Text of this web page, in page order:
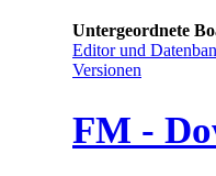
Untergeordnete
Editor und
Versionen
FM -